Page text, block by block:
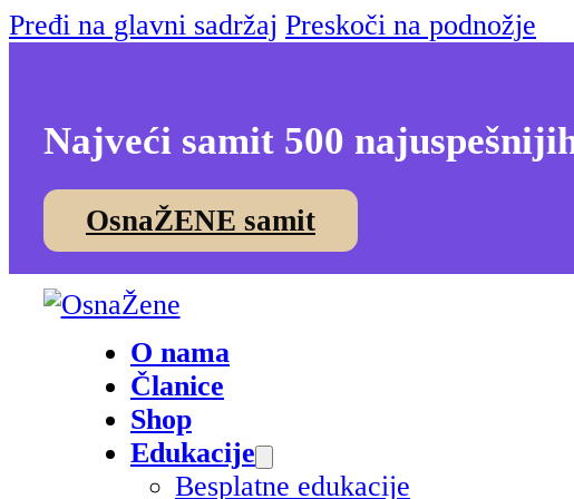
Pređi na glavni sadržaj Preskoči na podnožje
Najveći samit 500
OsnaŽENE samit
O nama
Članice
Shop
Edukacije
Besplatne edukacije